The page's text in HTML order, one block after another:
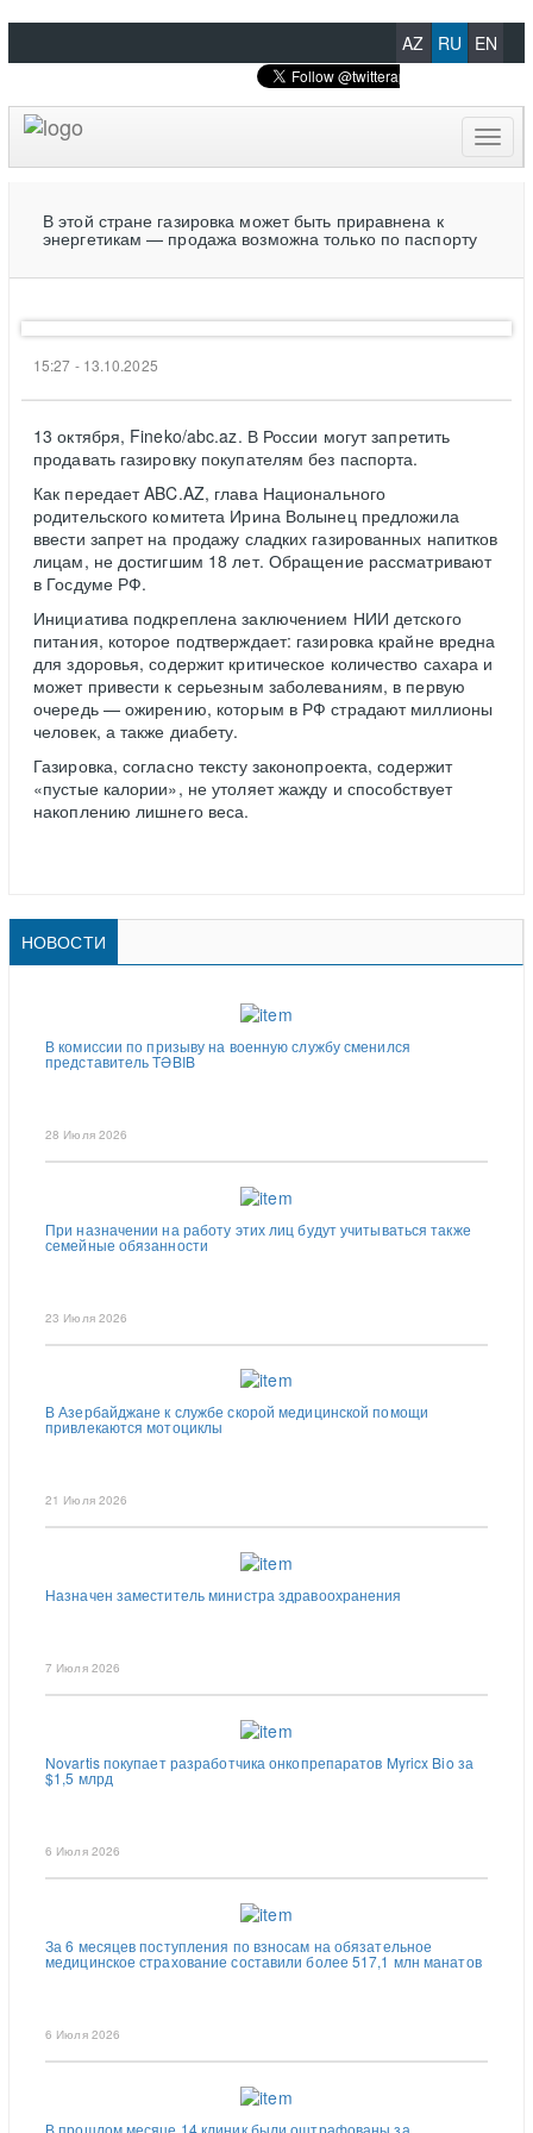
AZ RU EN
В этой стране газировка может быть приравнена к
энергетикам — продажа возможна только по паспорту
15:27 - 13.10.2025
13 октября, Fineko/abc.az. В России могут запретить
продавать газировку покупателям без паспорта.
Как передает ABC.AZ, глава Национального
родительского комитета Ирина Волынец предложила
ввести запрет на продажу сладких газированных напитков
лицам, не достигшим 18 лет. Обращение рассматривают
в Госдуме РФ.
Инициатива подкреплена заключением НИИ детского
питания, которое подтверждает: газировка крайне вредна
для здоровья, содержит критическое количество сахара и
может привести к серьезным заболеваниям, в первую
очередь — ожирению, которым в РФ страдают миллионы
человек, а также диабету.
Газировка, согласно тексту законопроекта, содержит
«пустые калории», не утоляет жажду и способствует
накоплению лишнего веса.
НОВОСТИ
В комиссии по призыву на военную службу сменился
представитель TƏBIB
28 Июля 2026
При назначении на работу этих лиц будут учитываться также
семейные обязанности
23 Июля 2026
В Азербайджане к службе скорой медицинской помощи
привлекаются мотоциклы
21 Июля 2026
Назначен заместитель министра здравоохранения
7 Июля 2026
Novartis покупает разработчика онкопрепаратов Myricx Bio за
$1,5 млрд
6 Июля 2026
За 6 месяцев поступления по взносам на обязательное
медицинское страхование составили более 517,1 млн манатов
6 Июля 2026
В прошлом месяце 14 клиник были оштрафованы за